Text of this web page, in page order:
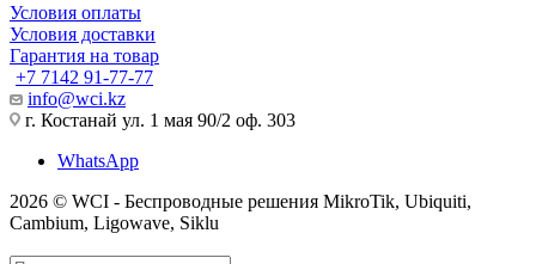
Условия оплаты
Условия доставки
Гарантия на товар
+7 7142 91-77-77
info@wci.kz
г. Костанай ул. 1 мая 90/2 оф. 303
WhatsApp
2026 © WCI - Беспроводные решения MikroTik, Ubiquiti,
Cambium, Ligowave, Siklu